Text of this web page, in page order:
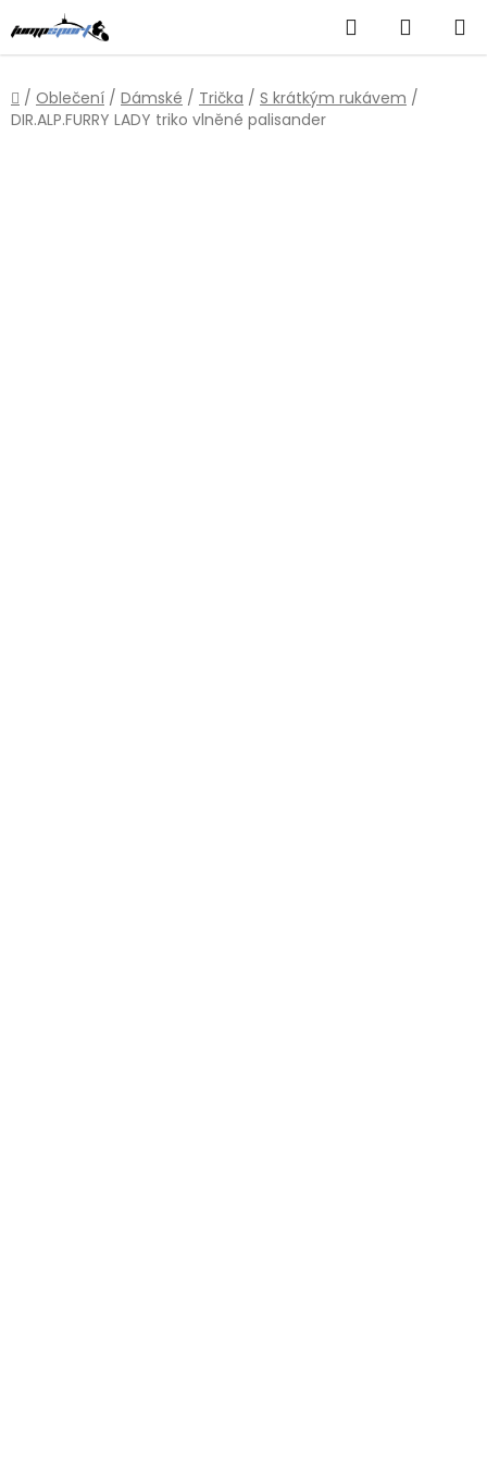
na
obsah
Hledat
KOŠÍK
Domů
/ Oblečení / Dámské / Trička / S krátkým rukávem /
DIR.ALP.FURRY LADY triko vlněné palisander